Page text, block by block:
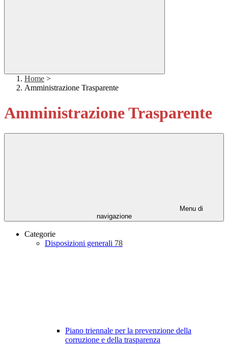
Home >
Amministrazione Trasparente
Amministrazione Trasparente
Menu di
navigazione
Categorie
Disposizioni generali 78
Piano triennale per la prevenzione della
corruzione e della trasparenza